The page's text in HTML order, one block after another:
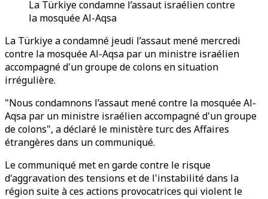
La Türkiye condamne l’assaut israélien contre
la mosquée Al-Aqsa
La Türkiye a condamné jeudi l’assaut mené mercredi
contre la mosquée Al-Aqsa par un ministre israélien
accompagné d'un groupe de colons en situation
irrégulière.
"Nous condamnons l’assaut mené contre la mosquée Al-
Aqsa par un ministre israélien accompagné d'un groupe
de colons", a déclaré le ministère turc des Affaires
étrangères dans un communiqué.
Le communiqué met en garde contre le risque
d'aggravation des tensions et de l'instabilité dans la
région suite à ces actions provocatrices qui violent le